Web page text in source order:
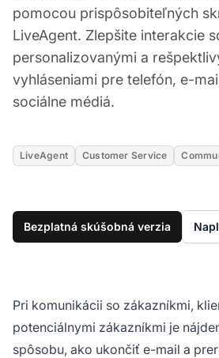
pomocou prispôsobiteľných
LiveAgent. Zlepšite interakcie
personalizovanými a
vyhláseniami pre telefón, e-
sociálne médiá.
LiveAgent Customer Service
Bezplatná skúšobná verzia
Pri komunikácii so zákazníkmi,
potenciálnymi zákazníkmi je
spôsobu, ako ukončiť e-mail a